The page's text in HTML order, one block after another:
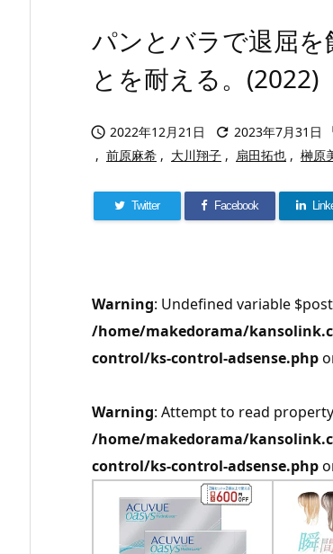
パンとバラで退屈
とを耐える。(2022)
 2022年12月21日  2023年7月31日
, 前原麻希 , 大川翔子 , 扇田拓也 , 榊原
Twitter Facebook
Warning: Undefined variable
/home/makedorama/
control/ks-control-adsense.php
Warning: Attempt to read
/home/makedorama/
control/ks-control-adsense.php